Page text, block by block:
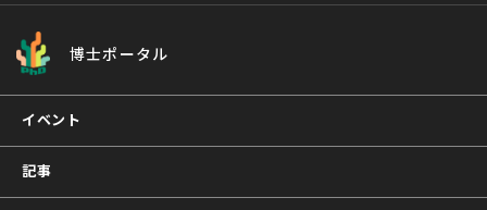
博士ポータル
イベント
記事